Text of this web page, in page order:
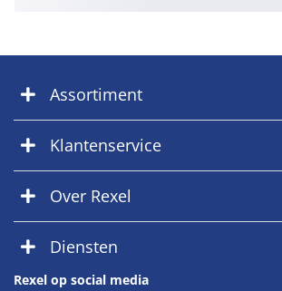
Assortiment
Klantenservice
Over Rexel
Diensten
Rexel op social media